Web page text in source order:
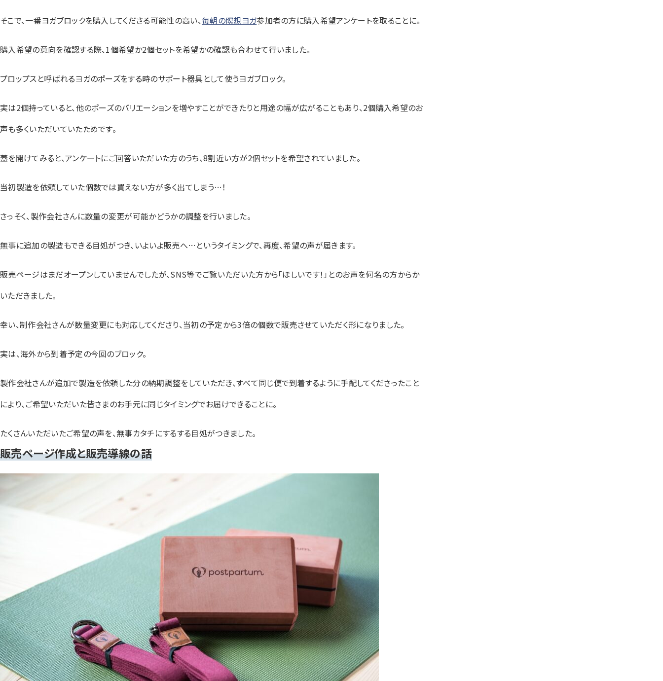
そこで、一番ヨガブロックを購入してくださる可能性の高い、毎朝の瞑想ヨガ参加者の方に購入希望アンケートを取ることに。
購入希望の意向を確認する際、1個希望か2個セットを希望かの確認も合わせて行いました。
プロップスと呼ばれるヨガのポーズをする時のサポート器具として使うヨガブロック。
実は2個持っていると、他のポーズのバリエーションを増やすことができたりと用途の幅が広がることもあり、2個購入希望のお
声も多くいただいていたためです。
蓋を開けてみると、アンケートにご回答いただいた方のうち、8割近い方が2個セットを希望されていました。
当初製造を依頼していた個数では買えない方が多く出てしまう…！
さっそく、製作会社さんに数量の変更が可能かどうかの調整を行いました。
無事に追加の製造もできる目処がつき、いよいよ販売へ…というタイミングで、再度、希望の声が届きます。
販売ページはまだオープンしていませんでしたが、SNS等でご覧いただいた方から「ほしいです！」とのお声を何名の方からか
いただきました。
幸い、制作会社さんが数量変更にも対応してくださり、当初の予定から3倍の個数で販売させていただく形になりました。
実は、海外から到着予定の今回のブロック。
製作会社さんが追加で製造を依頼した分の納期調整をしていただき、すべて同じ便で到着するように手配してくださったこと
により、ご希望いただいた皆さまのお手元に同じタイミングでお届けできることに。
たくさんいただいたご希望の声を、無事カタチにするする目処がつきました。
販売ページ作成と販売導線の話